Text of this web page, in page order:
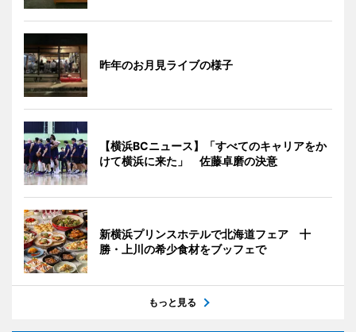
昨年のお月見ライブの様子
【横浜BCニュース】「すべてのキャリアをか
けて横浜に来た」 佐藤卓磨の決意
新横浜プリンスホテルで北海道フェア 十
勝・上川の希少食材をブッフェで
もっと見る